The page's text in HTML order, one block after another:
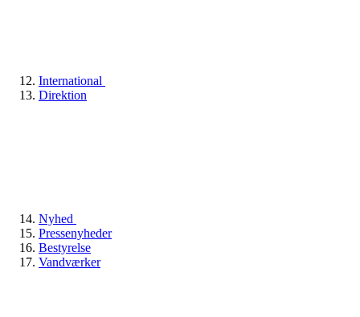
International
Direktion
Nyhed
Pressenyheder
Bestyrelse
Vandværker